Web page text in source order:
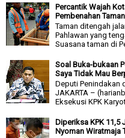
Percantik Wajah
Pembenahan
Taman ditengah
Pahlawan yang
Suasana taman di
Soal Buka-bukaan
Saya Tidak Mau
Deputi Penindakan
JAKARTA –
Eksekusi KPK
Diperiksa KPK 11,5
Nyoman Wiratmaja